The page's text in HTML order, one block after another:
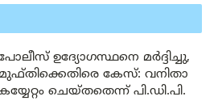
ഉദ്യോഗസ്ഥനെ മർദ്ദിച്ചു,
കേസ്: വനിതാ
ചെയ്തതെന്ന് പി.ഡി.പി.